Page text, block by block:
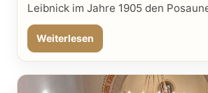
Leibnick im Jahre 1905 den
Weiterlesen